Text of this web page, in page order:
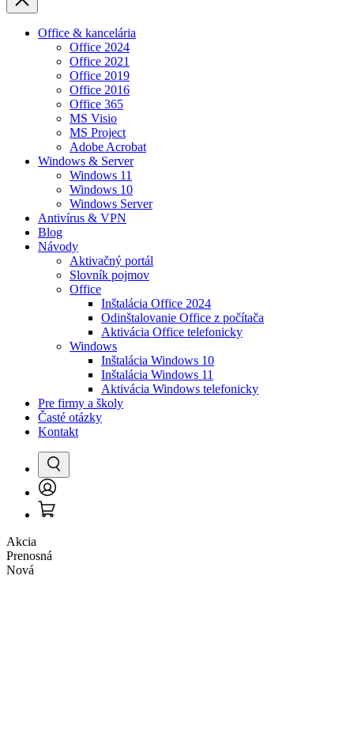
Zavrieť
Office & kancelária
Office 2024
Office 2021
Office 2019
Office 2016
Office 365
MS Visio
MS Project
Adobe Acrobat
Windows & Server
Windows 11
Windows 10
Windows Server
Antivírus & VPN
Blog
Návody
Aktivačný portál
Slovník pojmov
Office
Inštalácia Office 2024
Odinštalovanie Office z počítača
Aktivácia Office telefonicky
Windows
Inštalácia Windows 10
Inštalácia Windows 11
Aktivácia Windows telefonicky
Pre firmy a školy
Časté otázky
Kontakt
Vyhľadať
Prihlásenie
Košík
Akcia
Prenosná
Nová